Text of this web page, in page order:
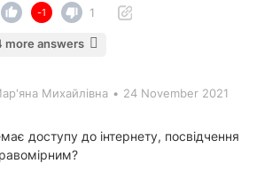
-1 1
more answers
Михайлівна • 24 November 2021
доступу до інтернету, посвідчення